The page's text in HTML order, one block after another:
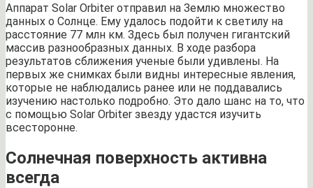
Аппарат Solar Orbiter отправил на Землю множество
данных о Солнце. Ему удалось подойти к светилу на
расстояние 77 млн км. Здесь был получен гигантский
массив разнообразных данных. В ходе разбора
результатов сближения ученые были удивлены. На
первых же снимках были видны интересные явления,
которые не наблюдались ранее или не поддавались
изучению настолько подробно. Это дало шанс на то, что
с помощью Solar Orbiter звезду удастся изучить
всесторонне.
Солнечная поверхность активна
всегда